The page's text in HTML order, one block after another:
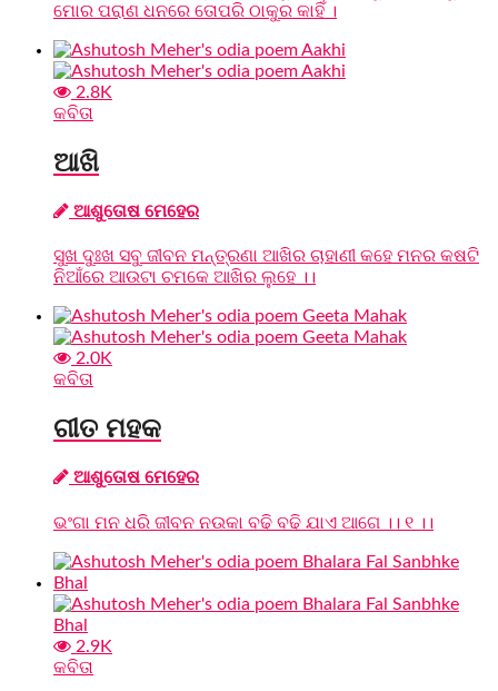
ମୋର ପରାଣ ଧନରେ ତୋପରି ଠାକୁର କାହିଁ ।
2.8K
କବିତା
ଆଖି
ଆଶୁତୋଷ ମେହେର
ସୁଖ ଦୁଃଖ ସବୁ ଜୀବନ ମନ୍ତ୍ରଣା ଆଖିର ଚାହାଣୀ କହେ ମନର କଷଟି
ନିଆଁରେ ଆଉଟା ଚମକେ ଆଖିର ଲୁହେ ।।
2.0K
କବିତା
ଗୀତ ମହକ
ଆଶୁତୋଷ ମେହେର
ଭଂଗା ମନ ଧରି ଜୀବନ ନଉକା ବଢି ବଢି ଯାଏ ଆଗେ ।। ୧ ।।
2.9K
କବିତା